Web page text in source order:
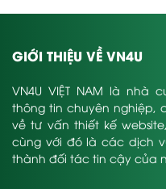
GIỚI THIỆU VỀ VN4U
VN4U VIỆT NAM là
thông tin chuyên nghiệp,
về tư vấn thiết kế
cùng với đó là các dịch
thành đối tác tin cậy của